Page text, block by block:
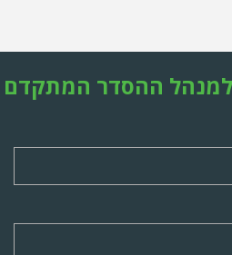
למנהל ההסדר המתקדם